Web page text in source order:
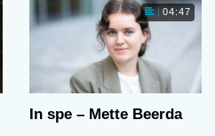
04:47
In spe – Mette Beerda